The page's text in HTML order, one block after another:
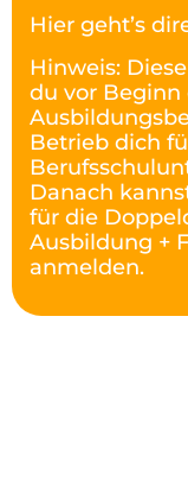
Hier geht’s
Hinweis:
du vor
Betrieb dich
Danach
für die
Ausbildung +
anmelden.